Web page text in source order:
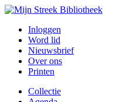
Inloggen
Word lid
Nieuwsbrief
Over ons
Printen
Collectie